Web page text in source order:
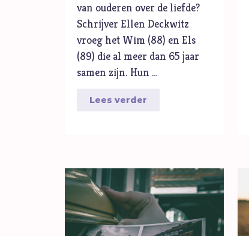
van ouderen over de liefde?
Schrijver Ellen Deckwitz
vroeg het Wim (88) en Els
(89) die al meer dan 65 jaar
samen zijn. Hun …
Lees verder